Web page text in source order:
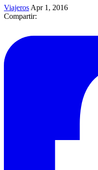
Viajeros Apr 1, 2016
Compartir: